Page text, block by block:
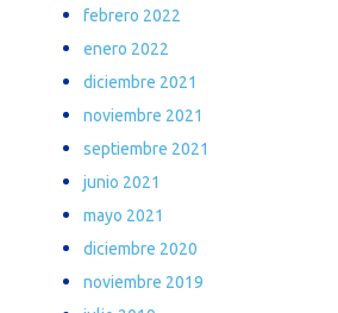
febrero 2022
enero 2022
diciembre 2021
noviembre 2021
septiembre 2021
junio 2021
mayo 2021
diciembre 2020
noviembre 2019